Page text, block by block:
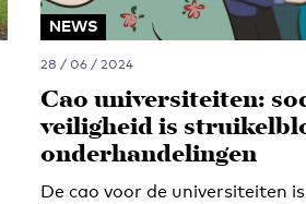
NEWS
28 / 06 / 2024
Cao universiteiten:
veiligheid is
onderhandelingen
De cao voor de universiteiten